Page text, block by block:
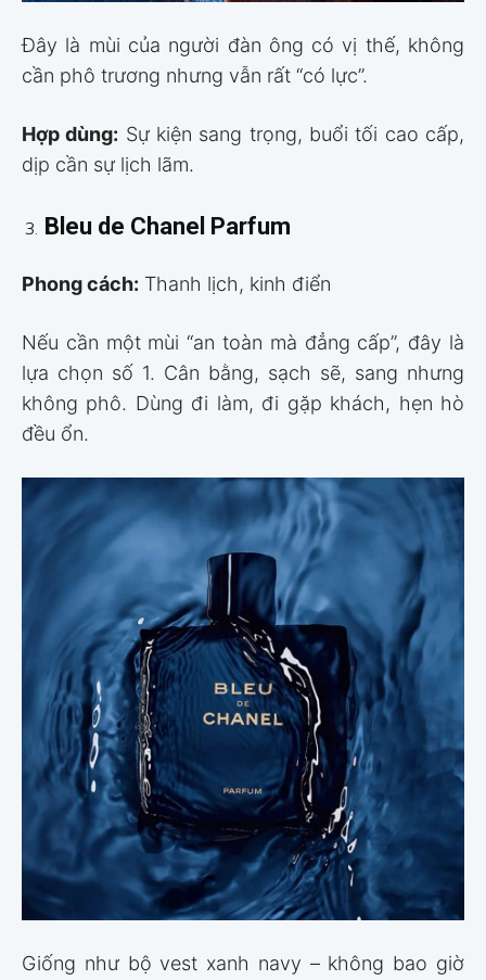
Đây là mùi của người đàn ông có vị thế, không
cần phô trương nhưng vẫn rất “có lực”.
Hợp dùng: Sự kiện sang trọng, buổi tối cao cấp,
dịp cần sự lịch lãm.
Bleu de Chanel Parfum
Phong cách: Thanh lịch, kinh điển
Nếu cần một mùi “an toàn mà đẳng cấp”, đây là
lựa chọn số 1. Cân bằng, sạch sẽ, sang nhưng
không phô. Dùng đi làm, đi gặp khách, hẹn hò
đều ổn.
Giống như bộ vest xanh navy – không bao giờ